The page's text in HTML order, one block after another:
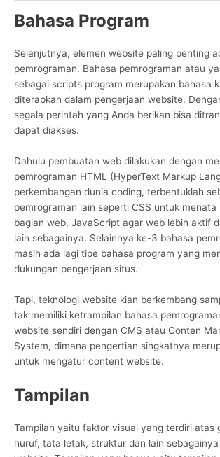
Bahasa Program
Selanjutnya, elemen website paling penting
pemrograman. Bahasa pemrograman atau
sebagai scripts program merupakan bahasa
diterapkan dalam pengerjaan website.
segala perintah yang Anda berikan bisa
dapat diakses.
Dahulu pembuatan web dilakukan dengan
pemrograman HTML (HyperText Markup
perkembangan dunia coding, terbentuklah
pemrograman lain seperti CSS untuk menata
bagian web, JavaScript agar web lebih aktif
lain sebagainya. Selainnya ke-3 bahasa
masih ada lagi tipe bahasa program yang
dukungan pengerjaan situs.
Tapi, teknologi website kian berkembang
tak memiliki ketrampilan bahasa
website sendiri dengan CMS atau Conten
System, dimana pengertian singkatnya
untuk mengatur content website.
Tampilan
Tampilan yaitu faktor visual yang terdiri atas
huruf, tata letak, struktur dan lain